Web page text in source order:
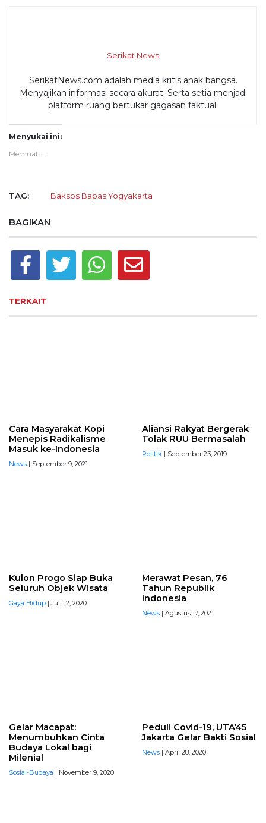
Serikat News
SerikatNews.com adalah media kritis anak bangsa.
Menyajikan informasi secara akurat. Serta setia menjadi
platform ruang bertukar gagasan faktual.
Menyukai ini:
Memuat...
TAG: Baksos Bapas Yogyakarta
BAGIKAN
TERKAIT
Cara Masyarakat Kopi
Menepis Radikalisme
Masuk ke-Indonesia
News | September 9, 2021
Aliansi Rakyat Bergerak
Tolak RUU Bermasalah
Politik | September 23, 2019
Kulon Progo Siap Buka
Seluruh Objek Wisata
Gaya Hidup | Juli 12, 2020
Merawat Pesan, 76
Tahun Republik
Indonesia
News | Agustus 17, 2021
Gelar Macapat:
Menumbuhkan Cinta
Budaya Lokal bagi
Milenial
Sosial-Budaya | November 9, 2020
Peduli Covid-19, UTA’45
Jakarta Gelar Bakti Sosial
News | April 28, 2020